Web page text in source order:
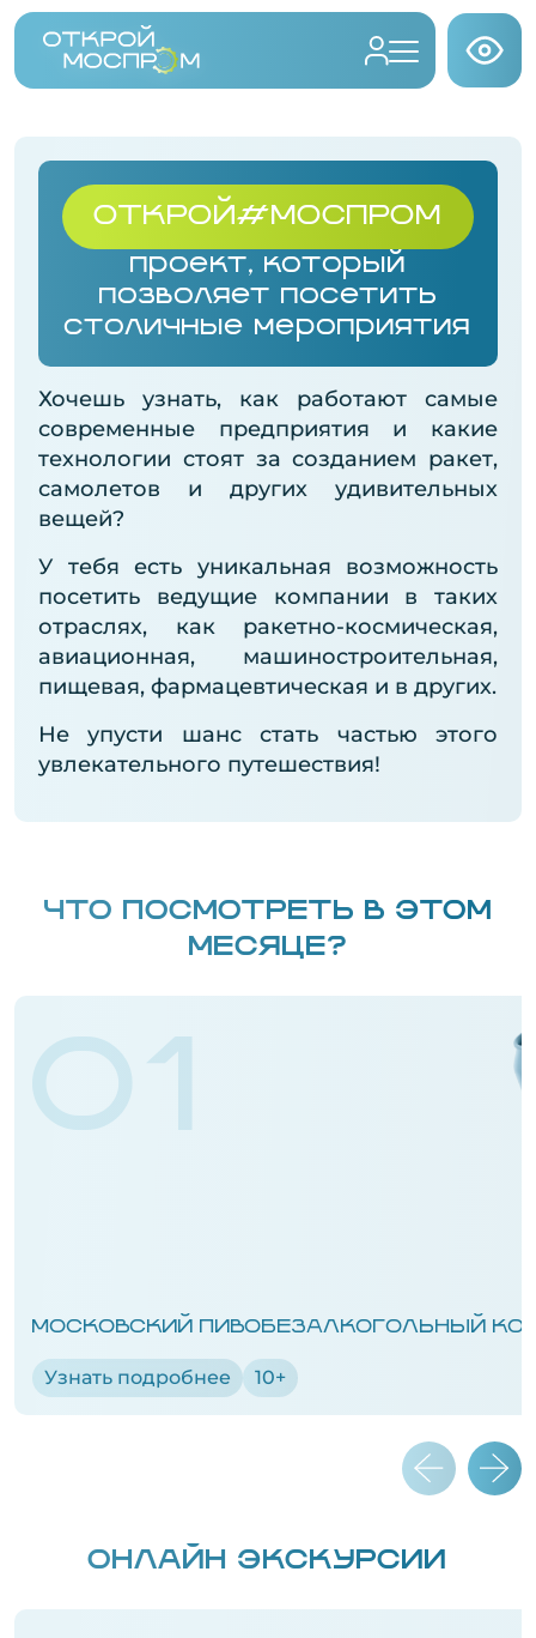
ОТКРОЙ#МОСПРОМ
проект, который
позволяет посетить
столичные мероприятия
Хочешь узнать, как работают самые
современные предприятия и какие
технологии стоят за созданием ракет,
самолетов и других удивительных
вещей?
У тебя есть уникальная возможность
посетить ведущие компании в таких
отраслях, как ракетно-космическая,
авиационная, машиностроительная,
пищевая, фармацевтическая и в других.
Не упусти шанс стать частью этого
увлекательного путешествия!
ЧТО ПОСМОТРЕТЬ В ЭТОМ
МЕСЯЦЕ?
01
МОСКОВСКИЙ ПИВОБЕЗАЛКОГОЛЬНЫЙ
Узнать подробнее 10+
ОНЛАЙН ЭКСКУРСИИ